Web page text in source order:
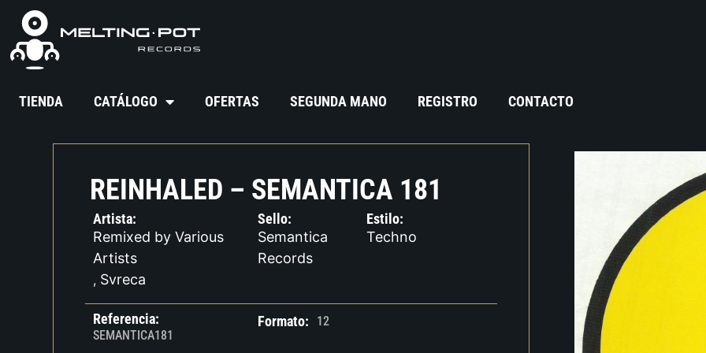
TIENDA CATÁLOGO OFERTAS SEGUNDA MANO REGISTRO CONTACTO
REINHALED – SEMANTICA 181
Artista:
Remixed by Various
Artists
, Svreca
Sello:
Semantica
Records
Estilo:
Techno
Referencia:
SEMANTICA181
Formato: 12